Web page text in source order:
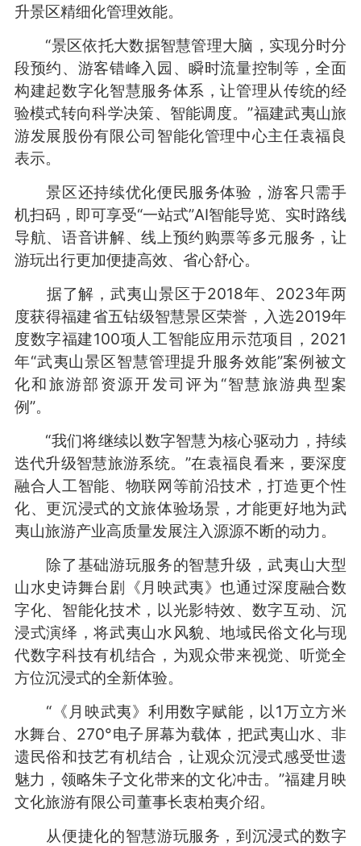
升景区精细化管理效能。
“景区依托大数据智慧管理大脑，实现分时分
段预约、游客错峰入园、瞬时流量控制等，全面
构建起数字化智慧服务体系，让管理从传统的经
验模式转向科学决策、智能调度。”福建武夷山旅
游发展股份有限公司智能化管理中心主任袁福良
表示。
景区还持续优化便民服务体验，游客只需手
机扫码，即可享受“一站式”AI智能导览、实时路线
导航、语音讲解、线上预约购票等多元服务，让
游玩出行更加便捷高效、省心舒心。
据了解，武夷山景区于2018年、2023年两
度获得福建省五钻级智慧景区荣誉，入选2019年
度数字福建100项人工智能应用示范项目，2021
年“武夷山景区智慧管理提升服务效能”案例被文
化和旅游部资源开发司评为“智慧旅游典型案
例”。
“我们将继续以数字智慧为核心驱动力，持续
迭代升级智慧旅游系统。”在袁福良看来，要深度
融合人工智能、物联网等前沿技术，打造更个性
化、更沉浸式的文旅体验场景，才能更好地为武
夷山旅游产业高质量发展注入源源不断的动力。
除了基础游玩服务的智慧升级，武夷山大型
山水史诗舞台剧《月映武夷》也通过深度融合数
字化、智能化技术，以光影特效、数字互动、沉
浸式演绎，将武夷山水风貌、地域民俗文化与现
代数字科技有机结合，为观众带来视觉、听觉全
方位沉浸式的全新体验。
“《月映武夷》利用数字赋能，以1万立方米
水舞台、270°电子屏幕为载体，把武夷山水、非
遗民俗和技艺有机结合，让观众沉浸式感受世遗
魅力，领略朱子文化带来的文化冲击。”福建月映
文化旅游有限公司董事长衷柏夷介绍。
从便捷化的智慧游玩服务，到沉浸式的数字